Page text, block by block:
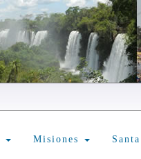
Misiones